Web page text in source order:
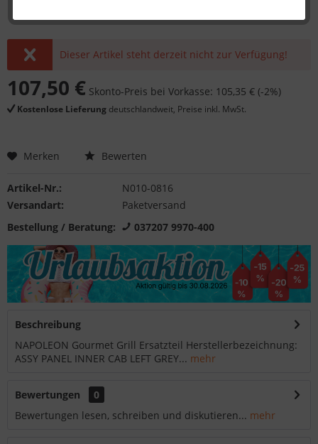
Dieser Artikel steht derzeit nicht zur Verfügung!
107,50 € Skonto-Preis bei Vorkasse: 105,35 € (-2%)
Kostenlose Lieferung deutschlandweit, Preise inkl. MwSt.
Merken Bewerten
Artikel-Nr.:
N010-0816
Versandart:
Paketversand
Bestellung / Beratung:
037207 9970-400
Beschreibung
NAPOLEON Gourmet Grill Ersatzteil Herstellerbezeichnung:
ASSY PANEL INNER CAB LEFT GREY... mehr
Bewertungen
0
Bewertungen lesen, schreiben und diskutieren... mehr